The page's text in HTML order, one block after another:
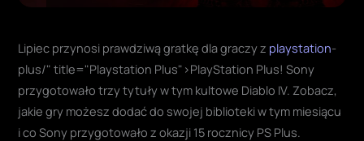
Lipiec przynosi prawdziwą gratkę dla graczy z playstation-
plus/" title="Playstation Plus">PlayStation Plus! Sony
przygotowało trzy tytuły w tym kultowe Diablo IV. Zobacz,
jakie gry możesz dodać do swojej biblioteki w tym miesiącu
i co Sony przygotowało z okazji 15 rocznicy PS Plus.